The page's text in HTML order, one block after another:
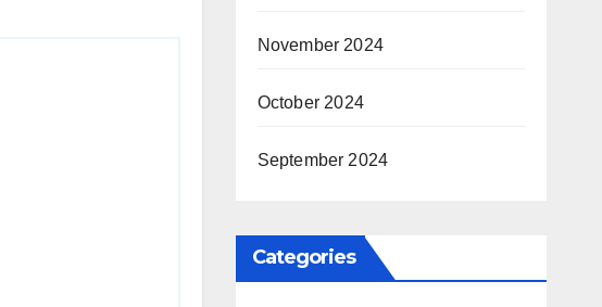
November 2024
October 2024
September 2024
Categories